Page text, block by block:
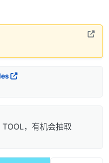
，有机会抽取